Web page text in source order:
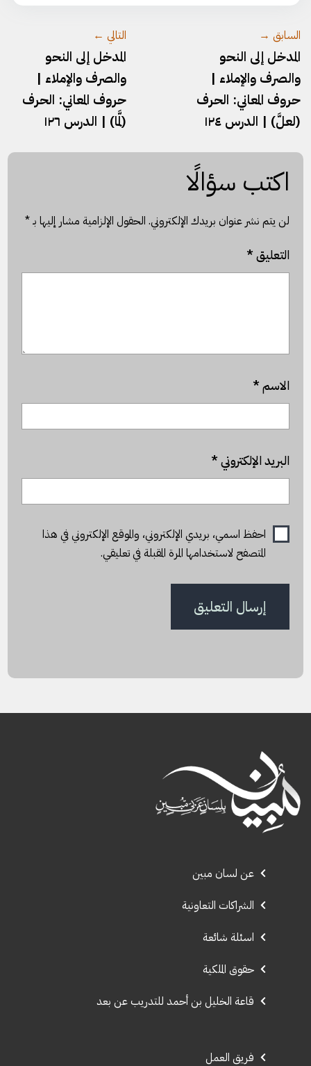
السابق →
المدخل إلى النحو
والصرف والإملاء |
حروف المعاني: الحرف
(لعلَّ) | الدرس ١٢٤
التالي ←
المدخل إلى النحو
والصرف والإملاء |
حروف المعاني: الحرف
(لمَّا) | الدرس ١٢٦
اكتب سؤالًا
لن يتم نشر عنوان بريدك الإلكتروني. الحقول الإلزامية مشار إليها بـ*
التعليق*
الاسم*
البريد الإلكتروني*
احفظ اسمي، بريدي الإلكتروني، والموقع الإلكتروني في هذا
المتصفح لاستخدامها المرة المقبلة في تعليقي.
عن لسان مبين
الشراكات التعاونية
اسئلة شائعة
حقوق الملكية
قاعة الخليل بن أحمد للتدريب عن بعد
فريق العمل